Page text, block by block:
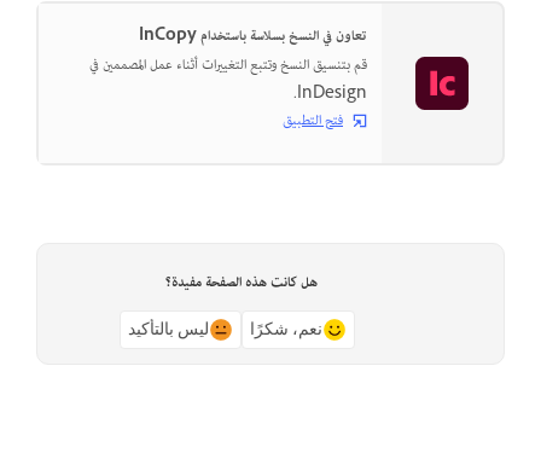
تعاون في النسخ بسلاسة باستخدام InCopy
قم بتنسيق النسخ وتتبع التغييرات أثناء عمل المصممين في
InDesign.
فتح التطبيق
هل كانت هذه الصفحة مفيدة؟
نعم، شكرًا ليس بالتأكيد